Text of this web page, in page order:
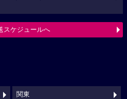
スケジュールへ
関東